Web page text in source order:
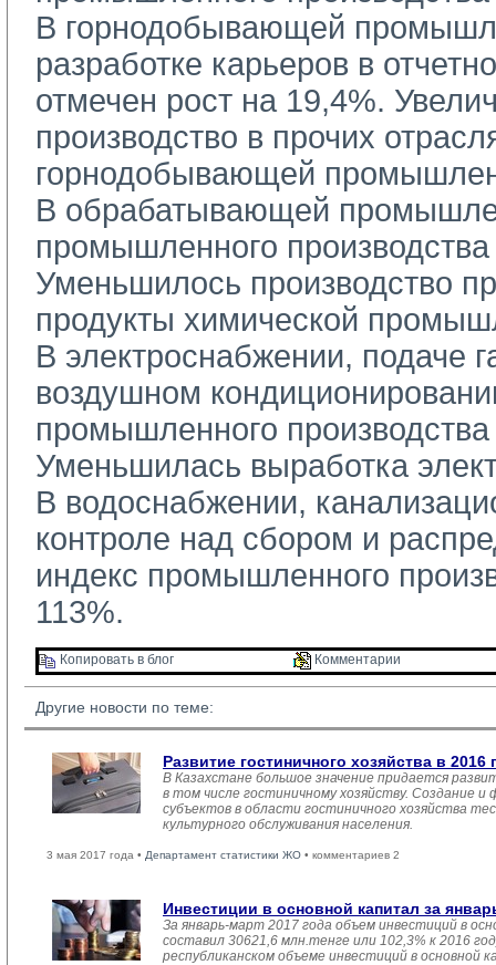
В горнодобывающей
разработке карьеров в
отмечен рост на 19,4%.
производство в прочих
горнодобывающей
В обрабатывающей
промышленного
Уменьшилось производство
продукты химической
В электроснабжении, подаче
воздушном
промышленного
Уменьшилась выработка
В водоснабжении,
контроле над сбором и
индекс промышленного
113%.
Копировать в блог Комментарии
Другие новости по теме:
Развитие гостиничного хозяйства в 2016
В Казахстане большое значение придается
в том числе гостиничному хозяйству. Создание
субъектов в области гостиничного хозяйства
культурного обслуживания населения.
3 мая 2017 года • Департамент статистики ЖО • комментариев 2
Инвестиции в основной капитал за
За январь-март 2017 года объем инвестиций в
составил 30621,6 млн.тенге или 102,3% к 2016
республиканском объеме инвестиций в основной